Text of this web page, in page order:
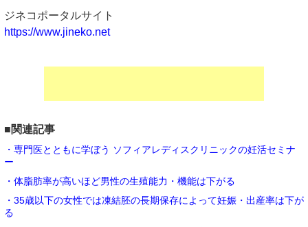
ジネコポータルサイト
https://www.jineko.net
■関連記事
・専門医とともに学ぼう ソフィアレディスクリニックの妊活セミナ
ー
・体脂肪率が高いほど男性の生殖能力・機能は下がる
・35歳以下の女性では凍結胚の長期保存によって妊娠・出産率は下が
る